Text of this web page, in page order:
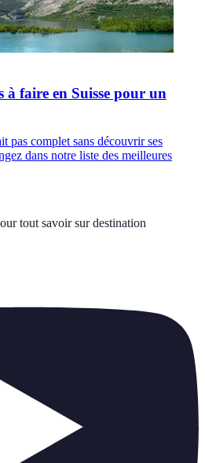
à faire en Suisse pour un
pas complet sans découvrir ses
dans notre liste des meilleures
tout savoir sur destination